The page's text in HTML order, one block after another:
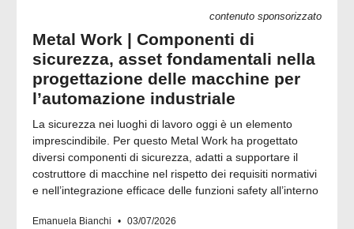
contenuto sponsorizzato
Metal Work | Componenti di
sicurezza, asset fondamentali nella
progettazione delle macchine per
l’automazione industriale
La sicurezza nei luoghi di lavoro oggi è un elemento
imprescindibile. Per questo Metal Work ha progettato
diversi componenti di sicurezza, adatti a supportare il
costruttore di macchine nel rispetto dei requisiti normativi
e nell’integrazione efficace delle funzioni safety all’interno
Emanuela Bianchi 03/07/2026